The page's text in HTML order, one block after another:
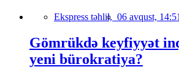
Ekspress təhlil, 06 avqust, 14:51
Gömrükdə keyfiyyət
yeni bürokratiya?